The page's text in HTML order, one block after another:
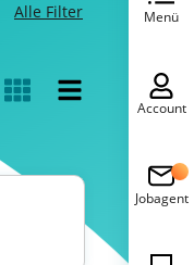
Alle Filter Menü
Account
Jobagent